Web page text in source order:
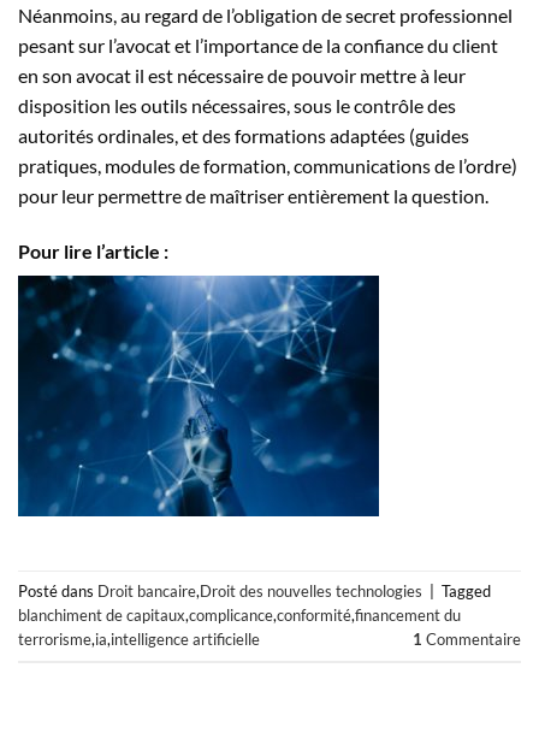
Néanmoins, au regard de l’obligation de secret professionnel
pesant sur l’avocat et l’importance de la confiance du client
en son avocat il est nécessaire de pouvoir mettre à leur
disposition les outils nécessaires, sous le contrôle des
autorités ordinales, et des formations adaptées (guides
pratiques, modules de formation, communications de l’ordre)
pour leur permettre de maîtriser entièrement la question.
Pour lire l’article :
Posté dans Droit bancaire,Droit des nouvelles technologies
Tagged
blanchiment de capitaux,complicance,conformité,financement du
terrorisme,ia,intelligence artificielle 1 Commentaire